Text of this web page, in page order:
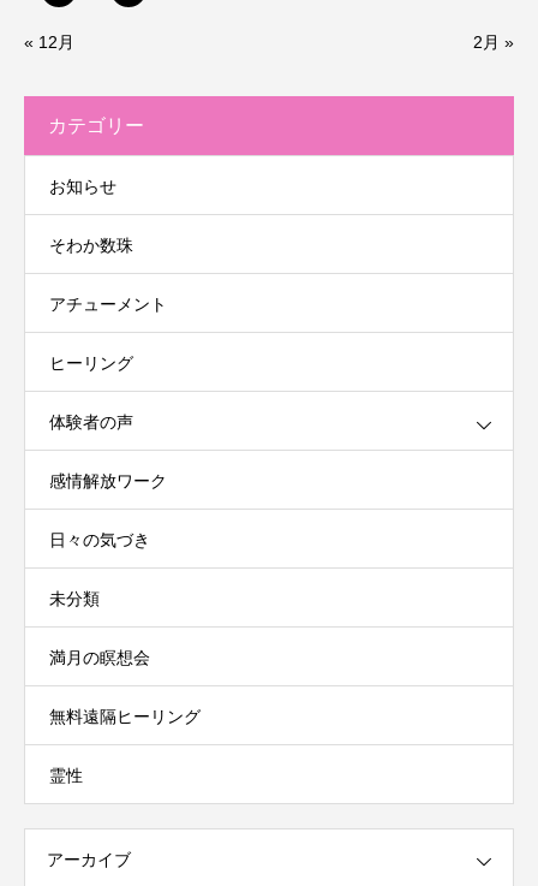
« 12月 2月 »
カテゴリー
お知らせ
そわか数珠
アチューメント
ヒーリング
体験者の声
感情解放ワーク
日々の気づき
未分類
満月の瞑想会
無料遠隔ヒーリング
霊性
アーカイブ